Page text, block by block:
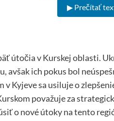
▶ Prečítať
útočia v Kurskej oblasti.
avšak ich pokus bol
v Kyjeve sa usiluje o
považuje za
o nové útoky na tento